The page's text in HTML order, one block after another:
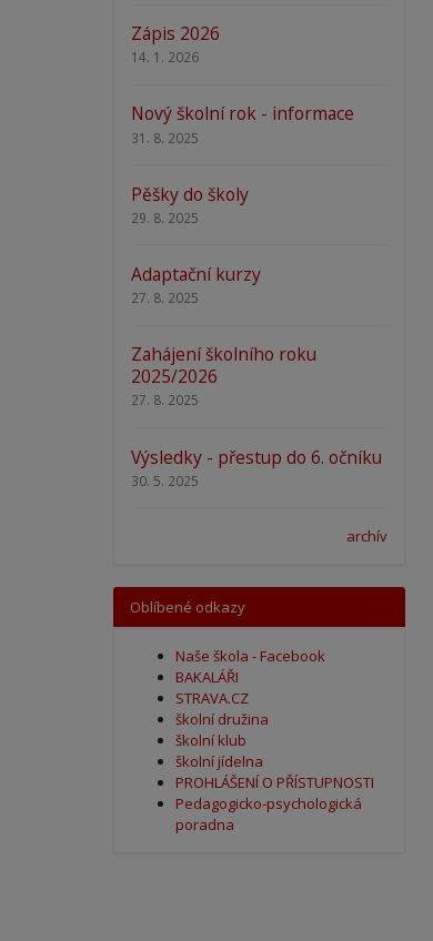
Zápis 2026
14. 1. 2026
Nový školní rok - informace
31. 8. 2025
Pěšky do školy
29. 8. 2025
Adaptační kurzy
27. 8. 2025
Zahájení školního roku
2025/2026
27. 8. 2025
Výsledky - přestup do 6. očníku
30. 5. 2025
archív
Oblíbené odkazy
Naše škola - Facebook
BAKALÁŘI
STRAVA.CZ
školní družina
školní klub
školní jídelna
PROHLÁŠENÍ O PŘÍSTUPNOSTI
Pedagogicko-psychologická
poradna